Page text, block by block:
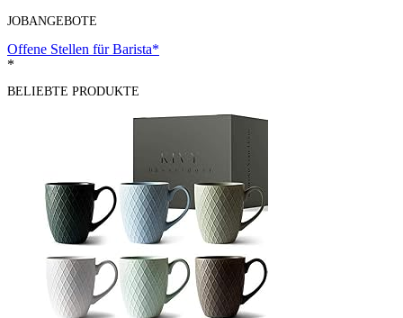
JOBANGEBOTE
Offene Stellen für Barista*
*
BELIEBTE PRODUKTE